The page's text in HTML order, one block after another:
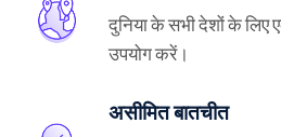
दुनिया के सभी देशों के लिए
उपयोग करें।
असीमित बातचीत